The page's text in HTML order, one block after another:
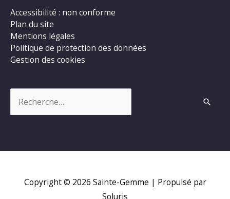
Accessibilité : non conforme
Plan du site
Mentions légales
Politique de protection des données
Gestion des cookies
Copyright © 2026 Sainte-Gemme | Propulsé par
Soluris